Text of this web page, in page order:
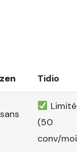
Tidio
Limité
(50
conv/